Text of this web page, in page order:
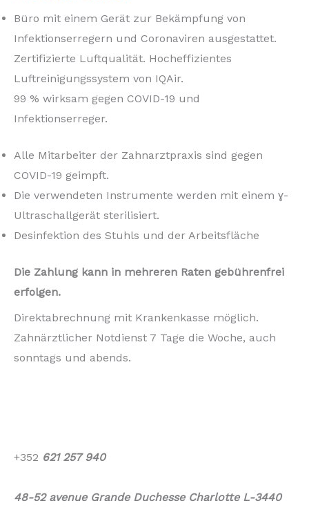
Büro mit einem Gerät zur Bekämpfung von
Infektionserregern und Coronaviren ausgestattet.
Zertifizierte Luftqualität. Hocheffizientes
Luftreinigungssystem von IQAir.
99 % wirksam gegen COVID-19 und
Infektionserreger.
Alle Mitarbeiter der Zahnarztpraxis sind gegen
COVID-19 geimpft.
Die verwendeten Instrumente werden mit einem ɣ-
Ultraschallgerät sterilisiert.
Desinfektion des Stuhls und der Arbeitsfläche
Die Zahlung kann in mehreren Raten gebührenfrei
erfolgen.
Direktabrechnung mit Krankenkasse möglich.
Zahnärztlicher Notdienst 7 Tage die Woche, auch
sonntags und abends.
+352 621 257 940
48-52 avenue Grande Duchesse Charlotte L-3440